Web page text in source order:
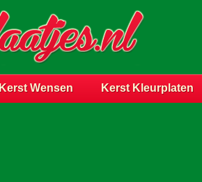
Kerst Wensen Kerst Kleurplaten